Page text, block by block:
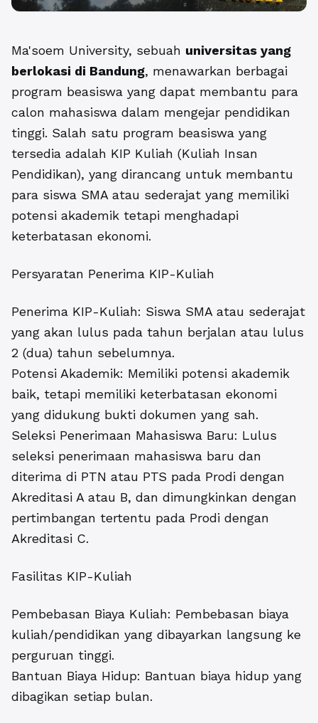
Ma'soem University, sebuah universitas yang
berlokasi di Bandung, menawarkan berbagai
program beasiswa yang dapat membantu para
calon mahasiswa dalam mengejar pendidikan
tinggi. Salah satu program beasiswa yang
tersedia adalah KIP Kuliah (Kuliah Insan
Pendidikan), yang dirancang untuk membantu
para siswa SMA atau sederajat yang memiliki
potensi akademik tetapi menghadapi
keterbatasan ekonomi.
Persyaratan Penerima KIP-Kuliah
Penerima KIP-Kuliah: Siswa SMA atau sederajat
yang akan lulus pada tahun berjalan atau lulus
2 (dua) tahun sebelumnya.
Potensi Akademik: Memiliki potensi akademik
baik, tetapi memiliki keterbatasan ekonomi
yang didukung bukti dokumen yang sah.
Seleksi Penerimaan Mahasiswa Baru: Lulus
seleksi penerimaan mahasiswa baru dan
diterima di PTN atau PTS pada Prodi dengan
Akreditasi A atau B, dan dimungkinkan dengan
pertimbangan tertentu pada Prodi dengan
Akreditasi C.
Fasilitas KIP-Kuliah
Pembebasan Biaya Kuliah: Pembebasan biaya
kuliah/pendidikan yang dibayarkan langsung ke
perguruan tinggi.
Bantuan Biaya Hidup: Bantuan biaya hidup yang
dibagikan setiap bulan.